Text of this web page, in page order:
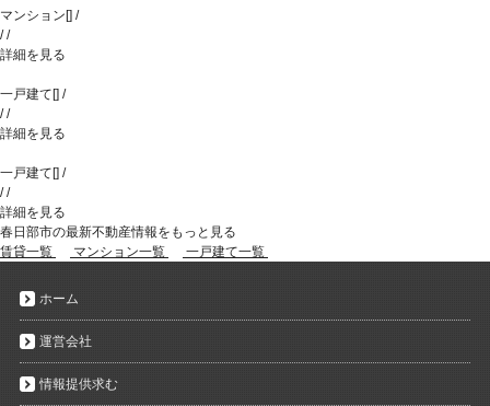
マンション [] /
//
詳細を見る
一戸建て [] /
//
詳細を見る
一戸建て [] /
//
詳細を見る
春日部市の最新不動産情報をもっと見る
賃貸一覧
マンション一覧 一戸建て一覧
ホーム
運営会社
情報提供求む